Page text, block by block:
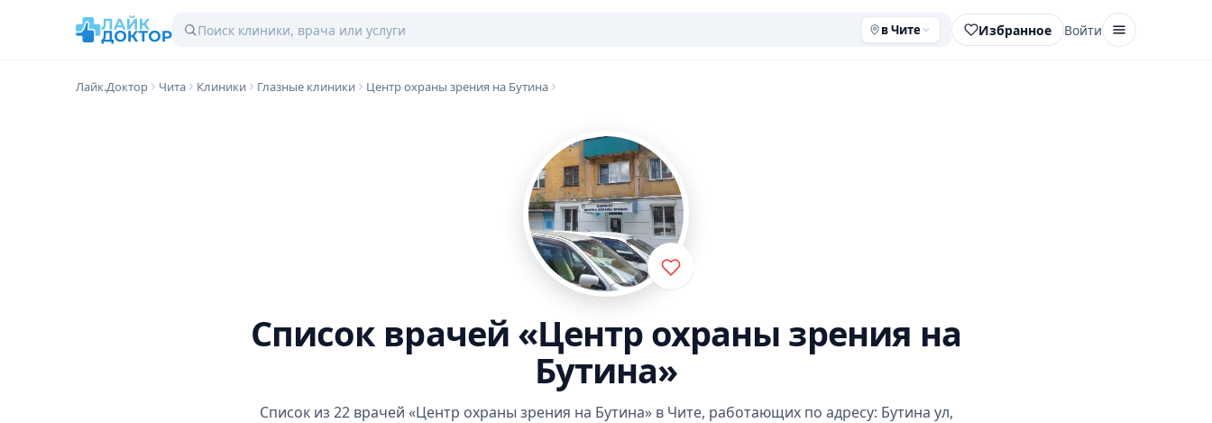
в Чите Избранное Войти
Лайк.Доктор Чита Клиники Глазные клиники Центр охраны зрения на Бутина
Список врачей «Центр охраны зрения на
Бутина»
Список из 22 врачей «Центр охраны зрения на Бутина» в Чите, работающих по адресу: Бутина ул,